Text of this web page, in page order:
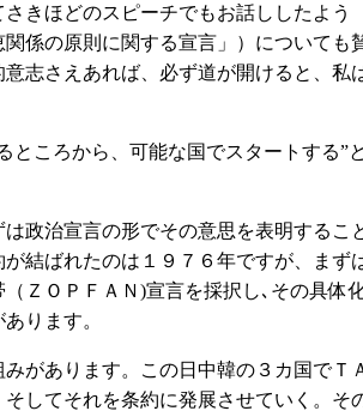
きほどのスピーチでもお話ししたよう
係の原則に関する宣言」）についても
志さえあれば、必ず道が開けると、私
ころから、可能な国でスタートする”と
政治宣言の形でその意思を表明するこ
結ばれたのは１９７６年ですが、まず
ＺＯＰＦＡＮ)宣言を採択し､その具体
ります。
があります。この日中韓の３カ国でＴ
してそれを条約に発展させていく。そ